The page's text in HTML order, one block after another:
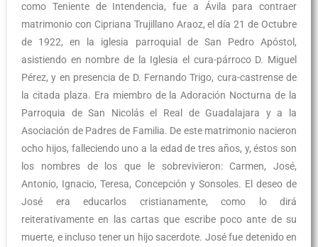
como Teniente de Intendencia, fue a Ávila para contraer
matrimonio con Cipriana Trujillano Araoz, el día 21 de Octubre
de 1922, en la iglesia parroquial de San Pedro Apóstol,
asistiendo en nombre de la Iglesia el cura-párroco D. Miguel
Pérez, y en presencia de D. Fernando Trigo, cura-castrense de
la citada plaza. Era miembro de la Adoración Nocturna de la
Parroquia de San Nicolás el Real de Guadalajara y a la
Asociación de Padres de Familia. De este matrimonio nacieron
ocho hijos, falleciendo uno a la edad de tres años, y, éstos son
los nombres de los que le sobrevivieron: Carmen, José,
Antonio, Ignacio, Teresa, Concepción y Sonsoles. El deseo de
José era educarlos cristianamente, como lo dirá
reiterativamente en las cartas que escribe poco ante de su
muerte, e incluso tener un hijo sacerdote. José fue detenido en